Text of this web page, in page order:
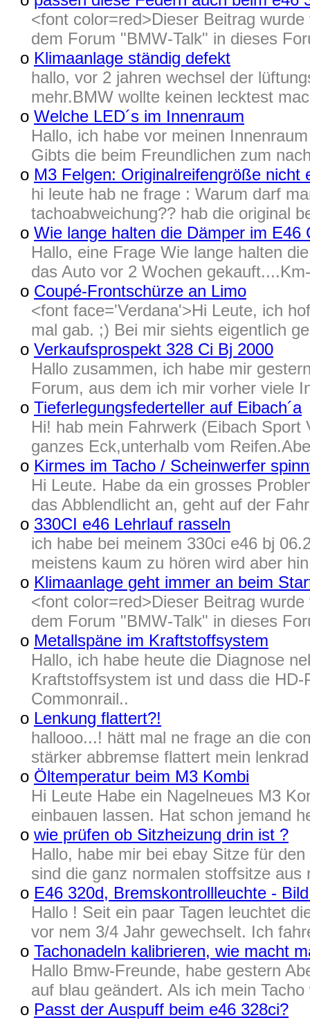
<font color=red>Dieser Beitrag
dem Forum "BMW-Talk" in dieses
o Klimaanlage ständig defekt
hallo, vor 2 jahren wechsel der
mehr.BMW wollte keinen lecktest
o Welche LED´s im Innenraum
Hallo, ich habe vor meinen
Gibts die beim Freundlichen zum
o M3 Felgen: Originalreifengröße nicht
hi leute hab ne frage : Warum darf
tachoabweichung?? hab die original
o Wie lange halten die Dämper im E46
Hallo, eine Frage Wie lange halten
das Auto vor 2 Wochen
o Coupé-Frontschürze an Limo
<font face='Verdana'>Hi Leute, ich
mal gab. ;) Bei mir siehts eigentlich
o Verkaufsprospekt 328 Ci Bj 2000
Hallo zusammen, ich habe mir
Forum, aus dem ich mir vorher viele
o Tieferlegungsfederteller auf Eibach´a
Hi! hab mein Fahrwerk (Eibach
ganzes Eck,unterhalb vom
o Kirmes im Tacho / Scheinwerfer
Hi Leute. Habe da ein grosses
das Abblendlicht an, geht auf der
o 330CI e46 Lehrlauf rasseln
ich habe bei meinem 330ci e46 bj
meistens kaum zu hören wird aber
o Klimaanlage geht immer an beim
<font color=red>Dieser Beitrag
dem Forum "BMW-Talk" in dieses
o Metallspäne im Kraftstoffsystem
Hallo, ich habe heute die Diagnose
Kraftstoffsystem ist und dass die
Commonrail..
o Lenkung flattert?!
hallooo...! hätt mal ne frage an die
stärker abbremse flattert mein
o Öltemperatur beim M3 Kombi
Hi Leute Habe ein Nagelneues M3
einbauen lassen. Hat schon jemand
o wie prüfen ob Sitzheizung drin ist ?
Hallo, habe mir bei ebay Sitze für
sind die ganz normalen stoffsitze
o E46 320d, Bremskontrollleuchte -
Hallo ! Seit ein paar Tagen leuchtet
vor nem 3/4 Jahr gewechselt. Ich
o Tachonadeln kalibrieren, wie macht
Hallo Bmw-Freunde, habe gestern
auf blau geändert. Als ich mein
o Passt der Auspuff beim e46 328ci?